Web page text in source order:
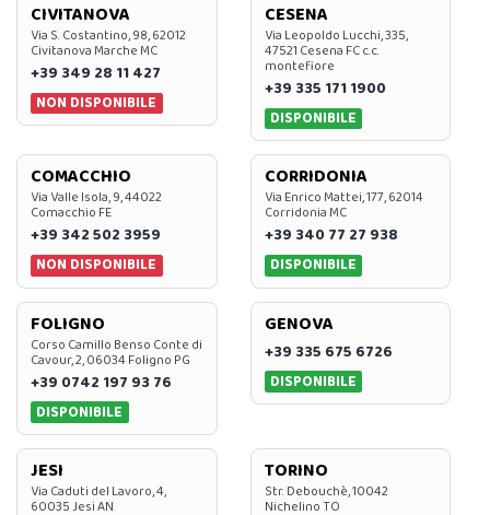
CIVITANOVA
Via S. Costantino, 98, 62012
Civitanova Marche MC
+39 349 28 11 427
NON DISPONIBILE
CESENA
Via Leopoldo Lucchi, 335,
47521 Cesena FC c.c.
montefiore
+39 335 171 1900
DISPONIBILE
COMACCHIO
Via Valle Isola, 9, 44022
Comacchio FE
+39 342 502 3959
NON DISPONIBILE
CORRIDONIA
Via Enrico Mattei, 177, 62014
Corridonia MC
+39 340 77 27 938
DISPONIBILE
FOLIGNO
Corso Camillo Benso Conte di
Cavour, 2, 06034 Foligno PG
+39 0742 197 93 76
DISPONIBILE
GENOVA
+39 335 675 6726
DISPONIBILE
JESI
Via Caduti del Lavoro, 4,
60035 Jesi AN
TORINO
Str. Debouchè, 10042
Nichelino TO